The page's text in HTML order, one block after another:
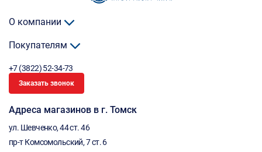
О компании
Покупателям
+7 (3822) 52-34-73
Заказать звонок
Адреса магазинов в г. Томск
ул. Шевченко, 44 ст. 46
пр-т Комсомольский, 7 ст. 6